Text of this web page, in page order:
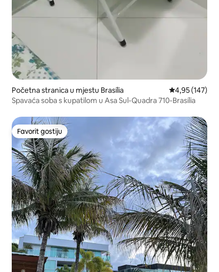
Početna stranica u mjestu Brasília prosječna
4,95 (147)
Spavaća soba s kupatilom u Asa Sul-Quadra 710-Brasília
Favorit gostiju
Favorit gostiju